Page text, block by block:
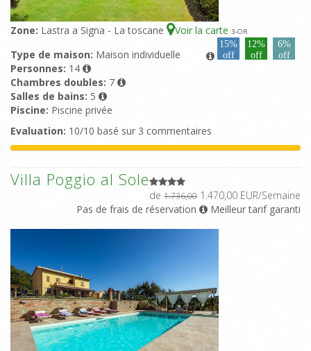
Zone: Lastra a Signa - La toscane Voir la carte 3-OR
15%
off
12%
off
6%
off
Type de maison: Maison individuelle
Personnes: 14
Chambres doubles: 7
Salles de bains: 5
Piscine: Piscine privée
Evaluation: 10/10 basé sur 3 commentaires
Villa Poggio al Sole
de 1.736,00 1.470,00 EUR/Semaine
Pas de frais de réservation
Meilleur tarif garanti